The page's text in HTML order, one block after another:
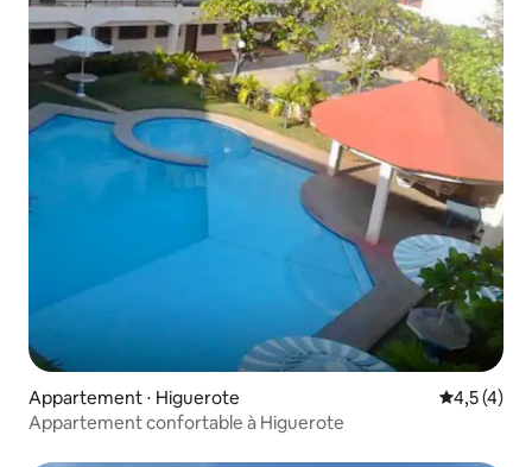
Appartement ⋅ Higuerote Évaluation
4,5 (4)
Appartement confortable à Higuerote